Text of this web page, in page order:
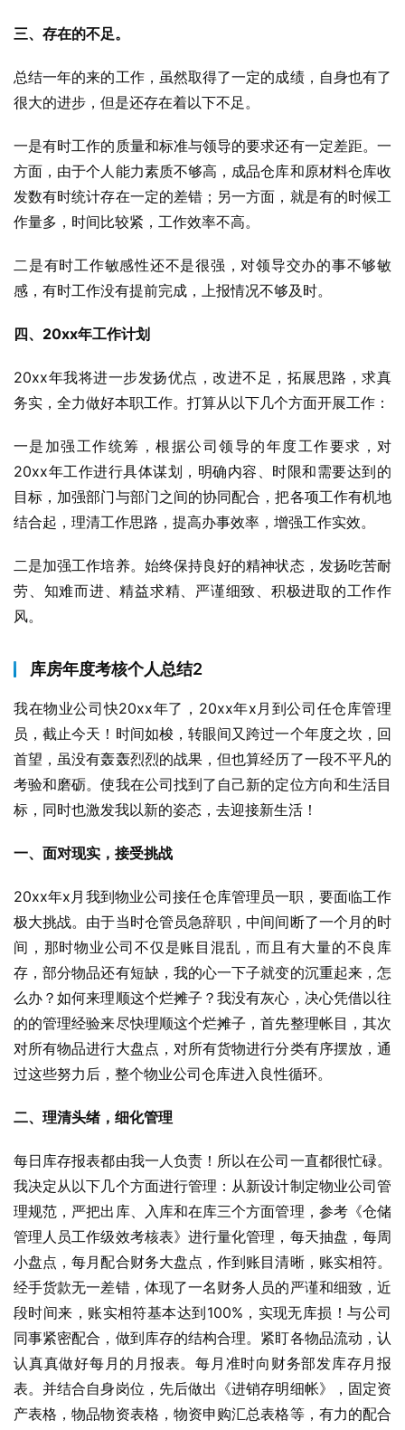
三、存在的不足。
总结一年的来的工作，虽然取得了一定的成绩，自身也有了
很大的进步，但是还存在着以下不足。
一是有时工作的质量和标准与领导的要求还有一定差距。一
方面，由于个人能力素质不够高，成品仓库和原材料仓库收
发数有时统计存在一定的差错；另一方面，就是有的时候工
作量多，时间比较紧，工作效率不高。
二是有时工作敏感性还不是很强，对领导交办的事不够敏
感，有时工作没有提前完成，上报情况不够及时。
四、20xx年工作计划
20xx年我将进一步发扬优点，改进不足，拓展思路，求真
务实，全力做好本职工作。打算从以下几个方面开展工作：
一是加强工作统筹，根据公司领导的年度工作要求，对
20xx年工作进行具体谋划，明确内容、时限和需要达到的
目标，加强部门与部门之间的协同配合，把各项工作有机地
结合起，理清工作思路，提高办事效率，增强工作实效。
二是加强工作培养。始终保持良好的精神状态，发扬吃苦耐
劳、知难而进、精益求精、严谨细致、积极进取的工作作
风。
库房年度考核个人总结2
我在物业公司快20xx年了，20xx年x月到公司任仓库管理
员，截止今天！时间如梭，转眼间又跨过一个年度之坎，回
首望，虽没有轰轰烈烈的战果，但也算经历了一段不平凡的
考验和磨砺。使我在公司找到了自己新的定位方向和生活目
标，同时也激发我以新的姿态，去迎接新生活！
一、面对现实，接受挑战
20xx年x月我到物业公司接任仓库管理员一职，要面临工作
极大挑战。由于当时仓管员急辞职，中间间断了一个月的时
间，那时物业公司不仅是账目混乱，而且有大量的不良库
存，部分物品还有短缺，我的心一下子就变的沉重起来，怎
么办？如何来理顺这个烂摊子？我没有灰心，决心凭借以往
的的管理经验来尽快理顺这个烂摊子，首先整理帐目，其次
对所有物品进行大盘点，对所有货物进行分类有序摆放，通
过这些努力后，整个物业公司仓库进入良性循环。
二、理清头绪，细化管理
每日库存报表都由我一人负责！所以在公司一直都很忙碌。
我决定从以下几个方面进行管理：从新设计制定物业公司管
理规范，严把出库、入库和在库三个方面管理，参考《仓储
管理人员工作级效考核表》进行量化管理，每天抽盘，每周
小盘点，每月配合财务大盘点，作到账目清晰，账实相符。
经手货款无一差错，体现了一名财务人员的严谨和细致，近
段时间来，账实相符基本达到100%，实现无库损！与公司
同事紧密配合，做到库存的结构合理。紧盯各物品流动，认
认真真做好每月的月报表。每月准时向财务部发库存月报
表。并结合自身岗位，先后做出《进销存明细帐》，固定资
产表格，物品物资表格，物资申购汇总表格等，有力的配合